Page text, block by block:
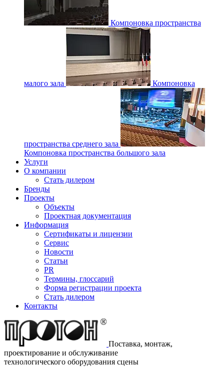
Компоновка пространства
малого зала Компоновка
пространства среднего зала
Компоновка пространства большого зала
Услуги
О компании
Стать дилером
Бренды
Проекты
Объекты
Проектная документация
Информация
Сертификаты и лицензии
Сервис
Новости
Статьи
PR
Термины, глоссарий
Форма регистрации проекта
Стать дилером
Контакты
Поставка, монтаж,
проектирование и обслуживание
технологического оборудования сцены